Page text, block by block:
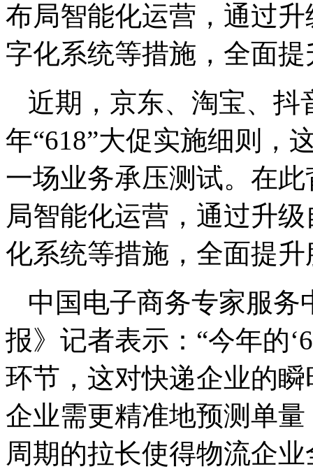
布局智能化运营，通过
字化系统等措施，全面
近期，京东、淘宝、抖
年“618”大促实施细则，
一场业务承压测试。在
局智能化运营，通过升
化系统等措施，全面提
中国电子商务专家服
报》记者表示：“今年的
环节，这对快递企业的
企业需更精准地预测单
周期的拉长使得物流企